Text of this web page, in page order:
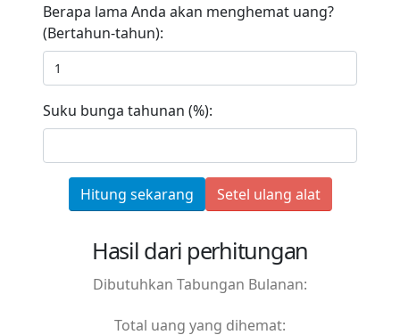
Berapa lama Anda akan menghemat uang?
(Bertahun-tahun):
Suku bunga tahunan (%):
Hitung sekarang Setel ulang alat
Hasil dari perhitungan
Dibutuhkan Tabungan Bulanan:
Total uang yang dihemat: